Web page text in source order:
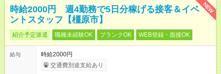
NEW
時給2000円 週4勤務で5日分稼げる接客＆イベ
ントスタッフ【橿原市】
紹介予定派遣 職種未経験OK ブランクOK WEB登録・面接OK
給与
時給2000円
交通費別途支給あり